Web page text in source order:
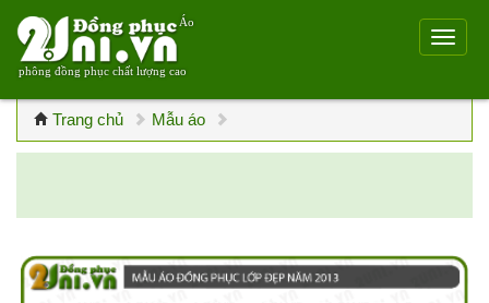
Áo
phông đồng phục chất lượng cao
Trang chủ Mẫu áo